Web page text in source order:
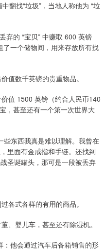
翻找“垃圾”，当地人称他为 “垃
弃的 “宝贝” 中赚取 600 英镑
了一个储物间，用来存放所有找
值数千英镑的贵重物品。
值 1500 英镑（约合人民币140
，甚至还有一个第一次世界大
些东西我真是难以理解。我曾在
里面有金戒指和手链。还找到
圣诞罐头，那可是一段被丢弃
各式各样的有用的商品。
、婴儿车，甚至还有除湿机。
：他会通过汽车后备箱销售的形
+0.12 0.00%